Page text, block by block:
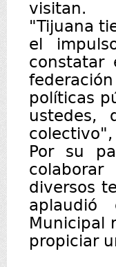
visitan.
"Tijuana
el
constatar
políticas
ustedes,
Por su
diversos
Municipal
propiciar